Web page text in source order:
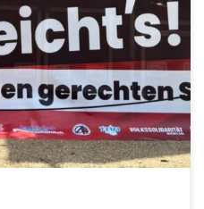
Berlin zwei Protestaktionen
statt, die erhebliche
und Angebote haben
Berlin, in denen sich die
Aktionen angekündigt, an
Wuhle aktiv beteiligte. Das […]